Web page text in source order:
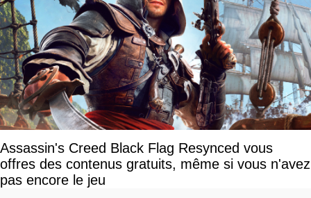
Assassin's Creed Black Flag Resynced vous
offres des contenus gratuits, même si vous n'avez
pas encore le jeu